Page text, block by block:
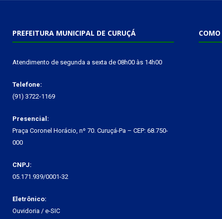
PREFEITURA MUNICIPAL DE CURUÇÁ
Atendimento de segunda a sexta de 08h00 às 14h00
Telefone:
(91) 3722-1169
Presencial:
Praça Coronel Horácio, nº 70. Curuçá-Pa – CEP: 68.750-
000
CNPJ:
05.171.939/0001-32
Eletrônico:
Ouvidoria / e-SIC
COMO